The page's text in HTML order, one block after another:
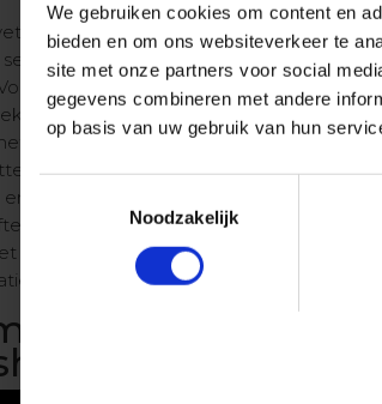
We gebruiken cookies om content en
bieden en om ons websiteverkeer te
site met onze partners voor social
gegevens combineren met andere
op basis van uw gebruik van hun
Noodzakelijk
voor in twee verschillende kleuren
helemaal open (de gekleurde kant
dan het servet nogmaals om een
van het servet naar het midden.
het tweede servet.
samen, met gevouwen hoeken naar
onderkant van beide servetten samen
- opnieuw dubbel.
elkaar en maak vast met een lintje of
voor op de tafel is klaar!
paashaas - vouw